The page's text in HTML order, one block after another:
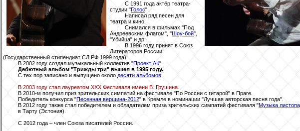
С 1991 года актёр театра-
студии "Голос".
Написал ряд песен для
театра и кино.
Снимался в фильмах "Под
Андреевским флагом", "Шоу-бой",
"Убийца" и др.
В 1996 году принят в Союз
Литераторов России
(Государственный стипендиат СЛ РФ 1999 года).
В 2002 году создал музыкальный коллектив "Проект АК".
Дебютный альбом "Трижды три" вышел в 1995 году.
С тех пор записано и выпущено около десяти альбомов
В 2003 году стал лауреатом ХХХ Фестиваля имени В. Грушина.
В 2010-м получил приз зрительских симпатий на фестивале "По России с гитарой" в Праге.
Победитель конкурса "Песенная вершина-2012" в Кремле в номинации "Лучшая авторская песня года".
В 2012 году также стал победителем и обладателем приза зрительских симпатий фестиваля "Музыка
в Тарту (Эстония).
С 2012 года – член Союза писателей России.